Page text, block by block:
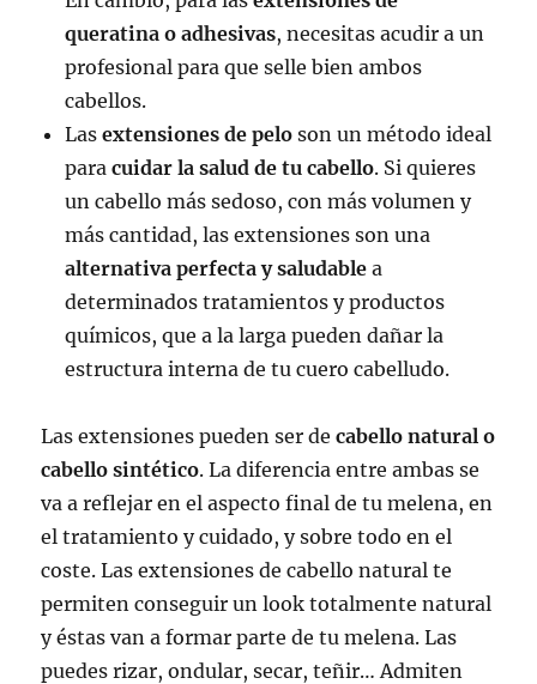
queratina o adhesivas, necesitas acudir a un
profesional para que selle bien ambos
cabellos.
Las extensiones de pelo son un método ideal
paracuidar la salud de tu cabello. Si quieres
un cabello más sedoso, con más volumen y
más cantidad, las extensiones son una
alternativa perfecta y saludable a
determinados tratamientos y productos
químicos, que a la larga pueden dañar la
estructura interna de tu cuero cabelludo.
Las extensiones pueden ser de cabello natural o
cabello sintético. La diferencia entre ambas se
va a reflejar en el aspecto final de tu melena, en
el tratamiento y cuidado, y sobre todo en el
coste. Las extensiones de cabello natural te
permiten conseguir un look totalmente natural
y éstas van a formar parte de tu melena. Las
puedes rizar, ondular, secar, teñir… Admiten